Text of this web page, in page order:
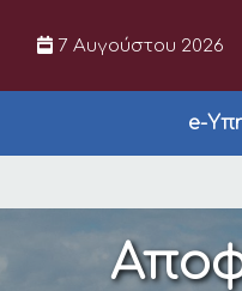
7 Αυγούστου 2026
e-